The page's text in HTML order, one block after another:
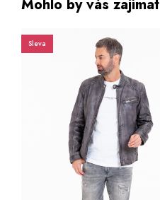
Mohlo by vás zajímat
Sleva